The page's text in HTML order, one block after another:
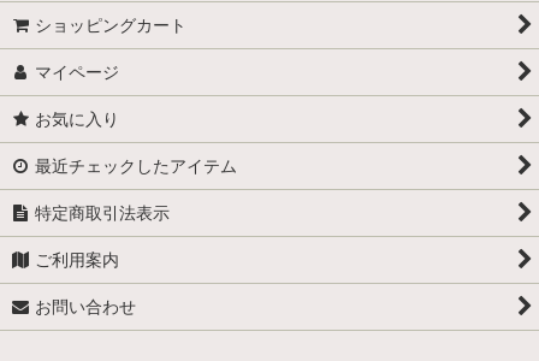
ショッピングカート
マイページ
お気に入り
最近チェックしたアイテム
特定商取引法表示
ご利用案内
お問い合わせ